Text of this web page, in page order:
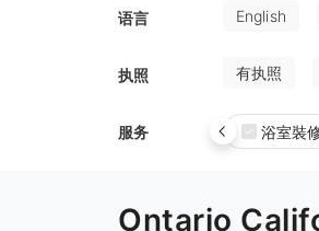
语言 English
执照 有执照
服务 浴室裝
Ontario